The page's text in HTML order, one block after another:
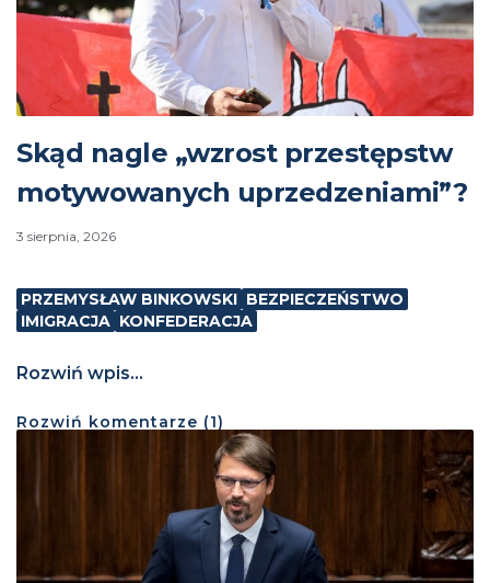
Skąd nagle „wzrost przestępstw
motywowanych uprzedzeniami”?
3 sierpnia, 2026
PRZEMYSŁAW BINKOWSKI BEZPIECZEŃSTWO
IMIGRACJA KONFEDERACJA
Rozwiń wpis...
Rozwiń komentarze (1)